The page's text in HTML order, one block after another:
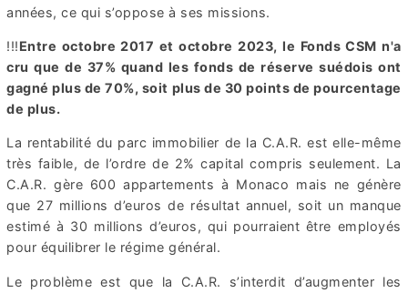
années, ce qui s’oppose à ses missions.
!!!Entre octobre 2017 et octobre 2023, le Fonds CSM n'a
cru que de 37% quand les fonds de réserve suédois ont
gagné plus de 70%, soit plus de 30 points de pourcentage
de plus.
La rentabilité du parc immobilier de la C.A.R. est elle-même
très faible, de l’ordre de 2% capital compris seulement. La
C.A.R. gère 600 appartements à Monaco mais ne génère
que 27 millions d’euros de résultat annuel, soit un manque
estimé à 30 millions d’euros, qui pourraient être employés
pour équilibrer le régime général.
Le problème est que la C.A.R. s’interdit d’augmenter les